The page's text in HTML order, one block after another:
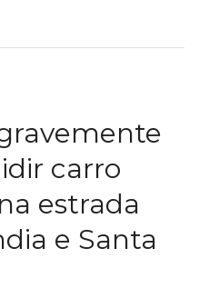
carro
estrada
e Santa